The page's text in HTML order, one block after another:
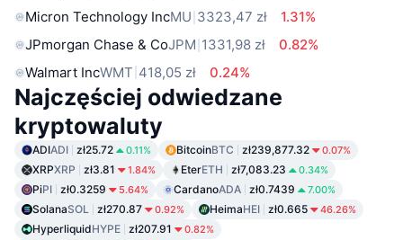
Micron Technology IncMU 3323,47 zł
1.31%
JPmorgan Chase & CoJPM 1331,98 zł
0.82%
Walmart IncWMT 418,05 zł 0.24%
Najczęściej odwiedzane
kryptowaluty
ADIADI zł25.72 0.11% BitcoinBTC zł239,877.32 0.07%
XRPXRP zł3.81 1.84% EterETH zł7,083.23 0.34%
PiPI zł0.3259 5.64% CardanoADA zł0.7439 7.00%
SolanaSOL zł270.87 0.92% HeimaHEI zł0.665 46.26%
HyperliquidHYPE zł207.91 0.82%